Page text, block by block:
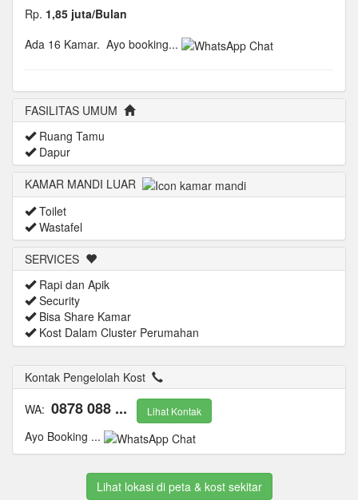
Rp. 1,85 juta/Bulan
Ada 16 Kamar. Ayo booking...
FASILITAS UMUM
Ruang Tamu
Dapur
KAMAR MANDI LUAR
Toilet
Wastafel
SERVICES
Rapi dan Apik
Security
Bisa Share Kamar
Kost Dalam Cluster Perumahan
Kontak Pengelolah Kost
WA: 0878 088 ... Lihat Kontak
Ayo Booking ...
Lihat lokasi di peta & kost sekitar